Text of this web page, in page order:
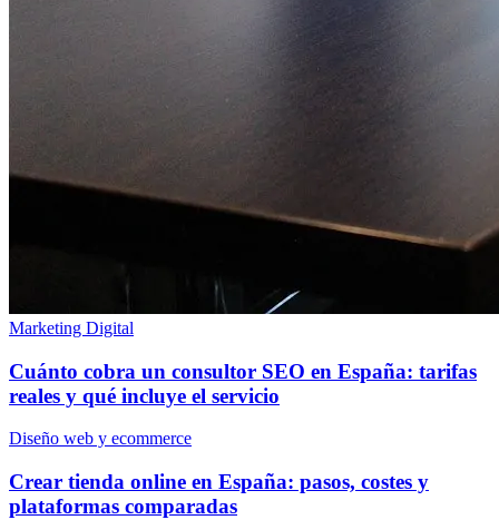
Marketing Digital
Cuánto cobra un consultor SEO en España: tarifas
reales y qué incluye el servicio
Diseño web y ecommerce
Crear tienda online en España: pasos, costes y
plataformas comparadas